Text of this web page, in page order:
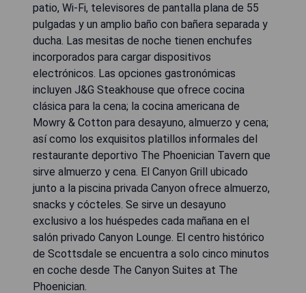
patio, Wi-Fi, televisores de pantalla plana de 55
pulgadas y un amplio baño con bañera separada y
ducha. Las mesitas de noche tienen enchufes
incorporados para cargar dispositivos
electrónicos. Las opciones gastronómicas
incluyen J&G Steakhouse que ofrece cocina
clásica para la cena; la cocina americana de
Mowry & Cotton para desayuno, almuerzo y cena;
así como los exquisitos platillos informales del
restaurante deportivo The Phoenician Tavern que
sirve almuerzo y cena. El Canyon Grill ubicado
junto a la piscina privada Canyon ofrece almuerzo,
snacks y cócteles. Se sirve un desayuno
exclusivo a los huéspedes cada mañana en el
salón privado Canyon Lounge. El centro histórico
de Scottsdale se encuentra a solo cinco minutos
en coche desde The Canyon Suites at The
Phoenician.